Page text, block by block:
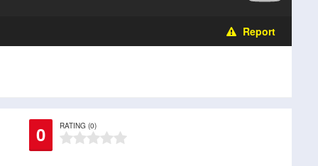
Report
0 RATING (0)